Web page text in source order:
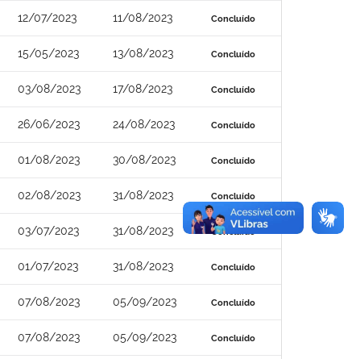
12/07/2023 11/08/2023 Concluído
15/05/2023 13/08/2023 Concluído
03/08/2023 17/08/2023 Concluído
26/06/2023 24/08/2023 Concluído
01/08/2023 30/08/2023 Concluído
02/08/2023 31/08/2023 Concluído
03/07/2023 31/08/2023 Concluído
01/07/2023 31/08/2023 Concluído
07/08/2023 05/09/2023 Concluído
07/08/2023 05/09/2023 Concluído